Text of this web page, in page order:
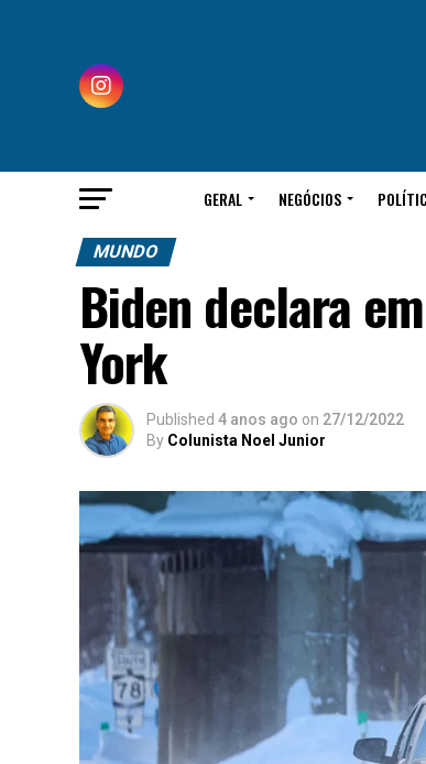
GERAL NEGÓCIOS
MUNDO
Biden declara
York
Published 4 anos ago on 27/12/2022
By Colunista Noel Junior